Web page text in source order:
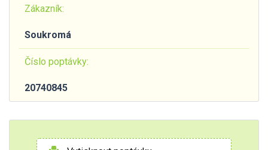
Zákazník:
Soukromá
Číslo poptávky:
20740845